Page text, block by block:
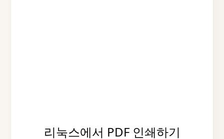
리눅스에서 PDF 인쇄하기